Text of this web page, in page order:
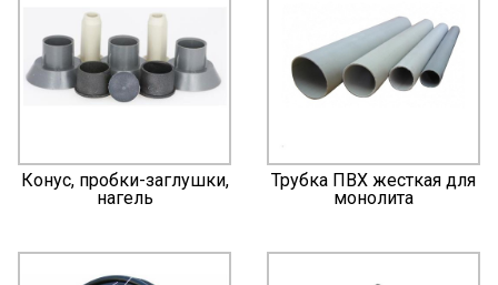
Конус, пробки-заглушки,
нагель
Трубка ПВХ жесткая для
монолита